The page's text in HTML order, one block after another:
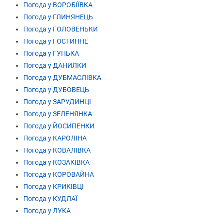
Погода у ВОРОБІЇВКА
Погода у ГЛИНЯНЕЦЬ
Погода у ГОЛОВЕНЬКИ
Погода у ГОСТИННЕ
Погода у ГУНЬКА
Погода у ДАНИЛКИ
Погода у ДУБМАСЛІВКА
Погода у ДУБОВЕЦЬ
Погода у ЗАРУДИНЦІ
Погода у ЗЕЛЕНЯНКА
Погода у ЙОСИПЕНКИ
Погода у КАРОЛІНА
Погода у КОВАЛІВКА
Погода у КОЗАКІВКА
Погода у КОРОВАЙНА
Погода у КРИКІВЦІ
Погода у КУДЛАЇ
Погода у ЛУКА